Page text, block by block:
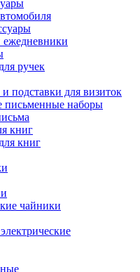
ручек
подставки для визиток
письменные наборы
книг
книг
чайники